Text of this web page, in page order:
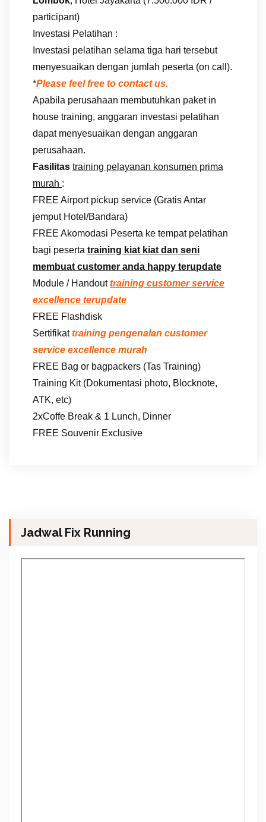
participant)
Investasi Pelatihan :
Investasi pelatihan selama tiga hari tersebut
menyesuaikan dengan jumlah peserta (on call).
*Please feel free to contact us.
Apabila perusahaan membutuhkan paket in
house training, anggaran investasi pelatihan
dapat menyesuaikan dengan anggaran
perusahaan.
Fasilitas training pelayanan konsumen prima
murah :
FREE Airport pickup service (Gratis Antar
jemput Hotel/Bandara)
FREE Akomodasi Peserta ke tempat pelatihan
bagi peserta training kiat kiat dan seni
membuat customer anda happy terupdate
Module / Handouttraining customer service
excellence terupdate
FREE Flashdisk
Sertifikattraining pengenalan customer
service excellence murah
FREE Bag or bagpackers (Tas Training)
Training Kit (Dokumentasi photo, Blocknote,
ATK, etc)
2xCoffe Break & 1 Lunch, Dinner
FREE Souvenir Exclusive
Jadwal Fix Running